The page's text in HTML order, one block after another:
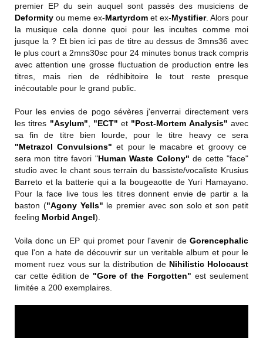
premier EP du sein auquel sont passés des musiciens de
Deformity ou meme ex-Martyrdom et ex-Mystifier. Alors pour
la musique cela donne quoi pour les incultes comme moi
jusque la ? Et bien ici pas de titre au dessus de 3mns36 avec
le plus court a 2mns30sc pour 24 minutes bonus track compris
avec attention une grosse fluctuation de production entre les
titres, mais rien de rédhibitoire le tout reste presque
inécoutable pour le grand public.
Pour les envies de pogo sévères j'enverrai directement vers
les titres "Asylum" "ECT" et "Post-Mortem Analysis" avec
sa fin de titre bien lourde, pour le titre heavy ce sera
"Metrazol Convulsions" et pour le macabre et groovy ce
sera mon titre favori "Human Waste Colony" de cette "face"
studio avec le chant sous terrain du bassiste/vocaliste Krusius
Barreto et la batterie qui a la bougeaotte de Yuri Hamayano.
Pour la face live tous les titres donnent envie de partir a la
baston ("Agony Yells" le premier avec son solo et son petit
feeling Morbid Angel).
Voila donc un EP qui promet pour l'avenir deGorencephalic
que l'on a hate de découvrir sur un veritable album et pour le
moment ruez vous sur la distribution deNihilistic Holocaust
car cette édition de "Gore of the Forgotten" est seulement
limitée a 200 exemplaires.